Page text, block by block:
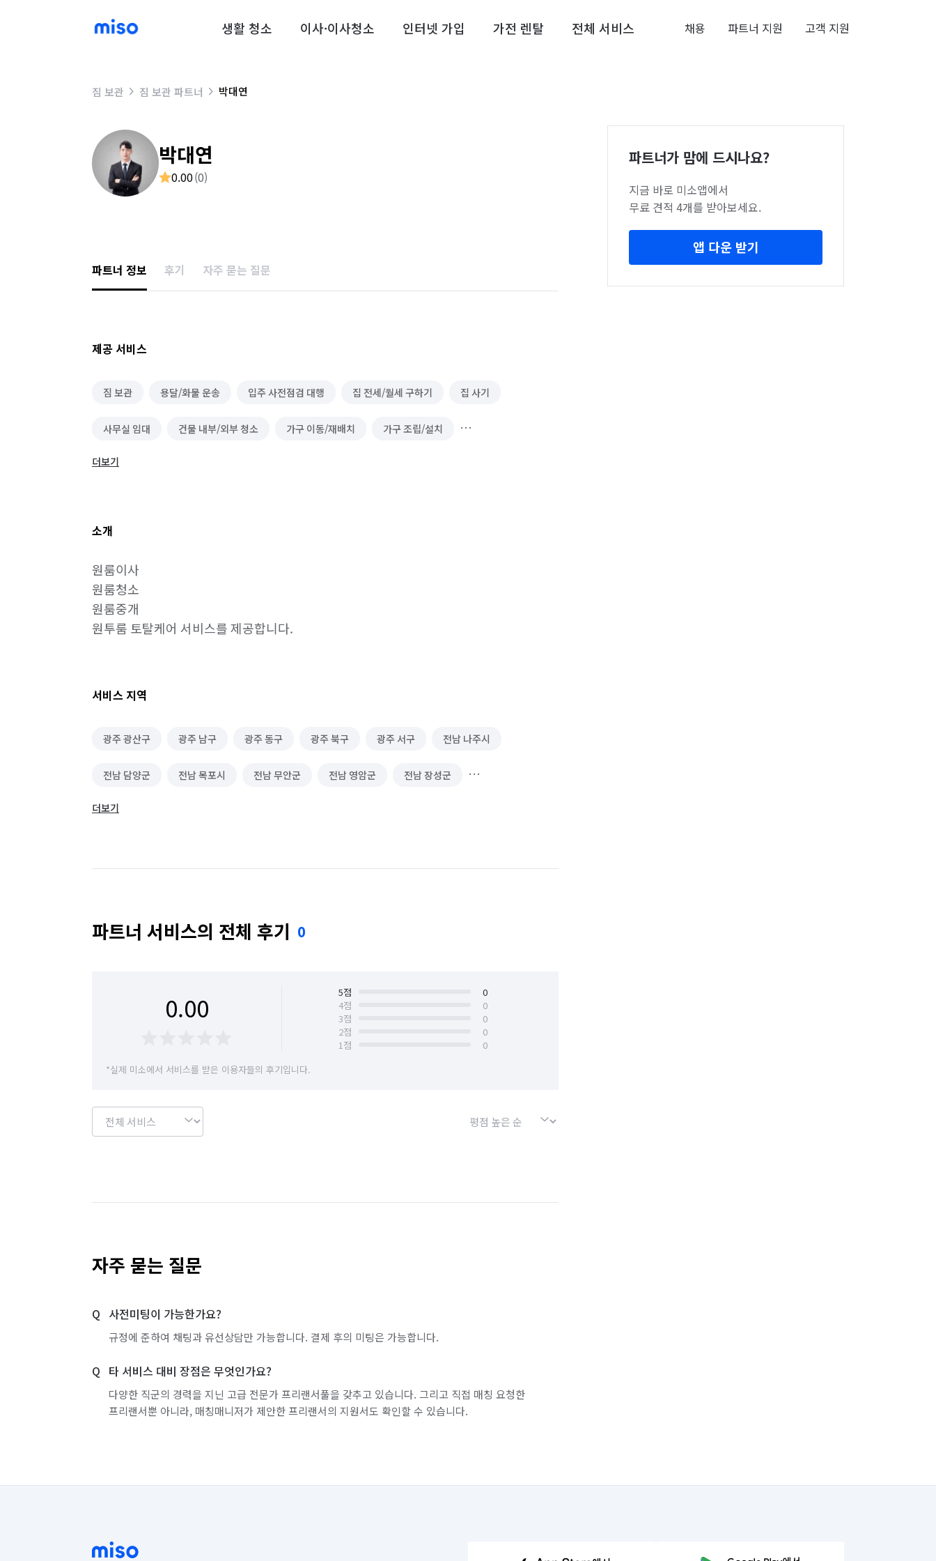
생활 청소 이사·이사청소 인터넷 가입 가전 렌탈 전체 서비스 채용 파트너 지원 고객 지원
짐 보관 짐 보관 파트너 박대연
박대연
0.00(0)
파트너 정보 후기 자주 묻는 질문
제공 서비스
짐 보관 용달/화물 운송 입주 사전점검 대행 집 전세/월세 구하기 집 사기
사무실 임대 건물 내부/외부 청소 가구 이동/재배치 가구 조립/설치
가구 청소
더보기
소개
원룸이사
원룸청소
원룸중개
원투룸 토탈케어 서비스를 제공합니다.
서비스 지역
광주 광산구 광주 남구 광주 동구 광주 북구 광주 서구 전남 나주시
전남 담양군 전남 목포시 전남 무안군 전남 영암군 전남 장성군
전남 함평군
더보기
파트너 서비스의 전체 후기 0
0.00 5점
0
4점
0
3점
0
2점
0
1점
0
*실제 미소에서 서비스를 받은 이용자들의 후기입니다.
자주 묻는 질문
사전미팅이 가능한가요?
규정에 준하여 채팅과 유선상담만 가능합니다. 결제 후의 미팅은 가능합니다.
타 서비스 대비 장점은 무엇인가요?
다양한 직군의 경력을 지닌 고급 전문가 프리랜서풀을 갖추고 있습니다. 그리고 직접 매칭 요청한
프리랜서뿐 아니라, 매칭매니저가 제안한 프리랜서의 지원서도 확인할 수 있습니다.
파트너가 맘에 드시나요?
지금 바로 미소앱에서
무료 견적 4개를 받아보세요.
앱 다운 받기